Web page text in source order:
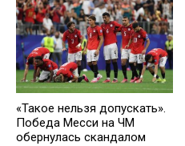
«Такое нельзя допускать».
Победа Месси на ЧМ
обернулась скандалом